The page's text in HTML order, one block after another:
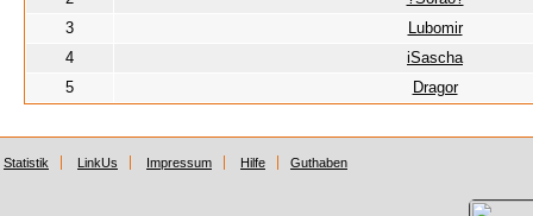
3
Lubomir
4
iSascha
5
Dragor
Statistik LinkUs Impressum Hilfe Guthaben